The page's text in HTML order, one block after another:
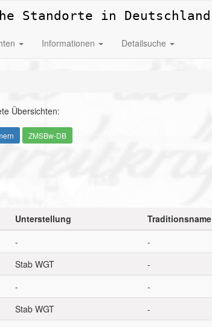
Standorte in Deutschland
Informationen Detailsuche
Übersichten:
ZMSBw-DB
Unterstellung Traditionsname
- -
Stab WGT -
- -
Stab WGT -